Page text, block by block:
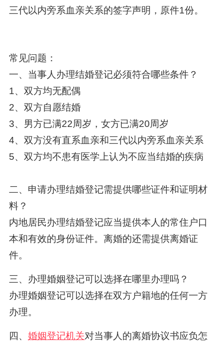
三代以内旁系血亲关系的签字声明，原件1份。
常见问题：
一、当事人办理结婚登记必须符合哪些条件？
1、双方均无配偶
2、双方自愿结婚
3、男方已满22周岁，女方已满20周岁
4、双方没有直系血亲和三代以内旁系血亲关系
5、双方均不患有医学上认为不应当结婚的疾病
二、申请办理结婚登记需提供哪些证件和证明材
料？
内地居民办理结婚登记应当提供本人的常住户口
本和有效的身份证件。离婚的还需提供离婚证
件。
三、办理婚姻登记可以选择在哪里办理吗？
办理婚姻登记可以选择在双方户籍地的任何一方
办理。
四、 婚姻登记机关对当事人的离婚协议书应负怎